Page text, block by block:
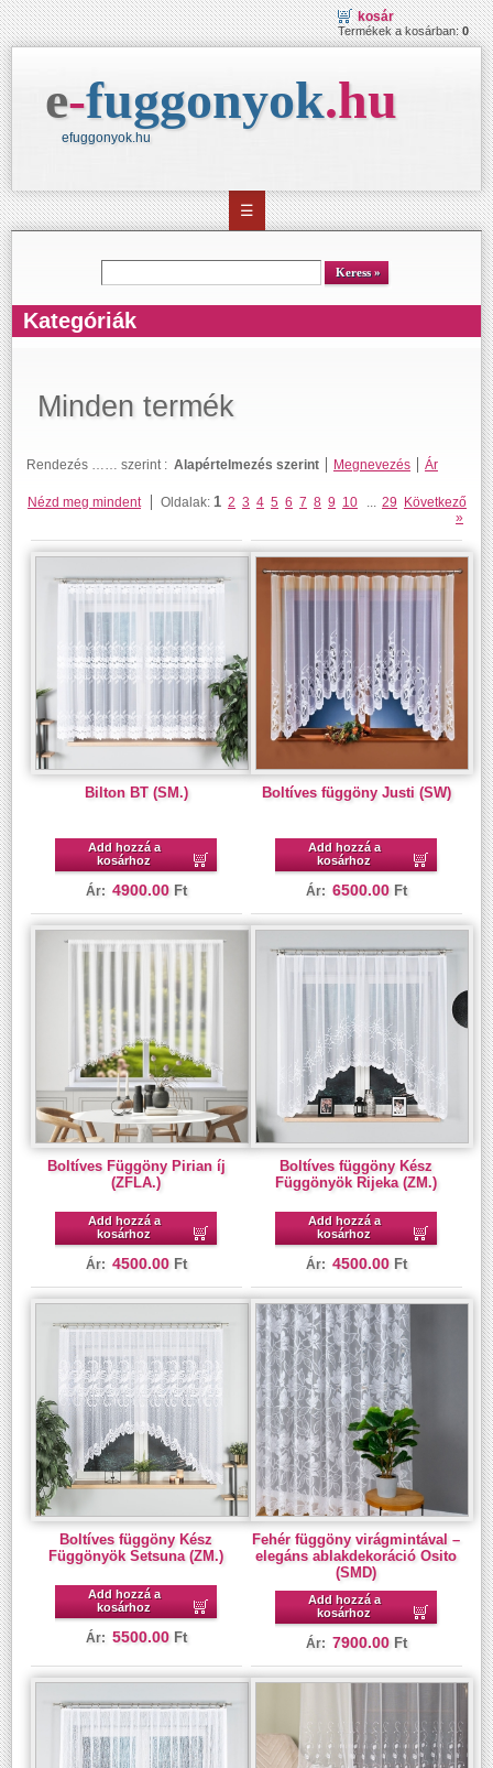
kosár
Termékek a kosárban:0
e-fuggonyok.hu
efuggonyok.hu
☰
Kategóriák
Minden termék
Rendezés …… szerint : Alapértelmezés szerint Megnevezés Ár
Nézd meg mindent Oldalak: 1 2 3 4 5 6 7 8 9 10 ... 29
Következő
»
Bilton BT (SM.)
Add hozzá a
kosárhoz
Ár: 4900.00 Ft
Boltíves függöny Justi (SW)
Add hozzá a
kosárhoz
Ár: 6500.00 Ft
Boltíves Függöny Pirian íj
(ZFLA.)
Add hozzá a
kosárhoz
Ár: 4500.00 Ft
Boltíves függöny Kész
Függönyök Rijeka (ZM.)
Add hozzá a
kosárhoz
Ár: 4500.00 Ft
Boltíves függöny Kész
Függönyök Setsuna (ZM.)
Add hozzá a
kosárhoz
Ár: 5500.00 Ft
Fehér függöny virágmintával –
elegáns ablakdekoráció Osito
(SMD)
Add hozzá a
kosárhoz
Ár: 7900.00 Ft